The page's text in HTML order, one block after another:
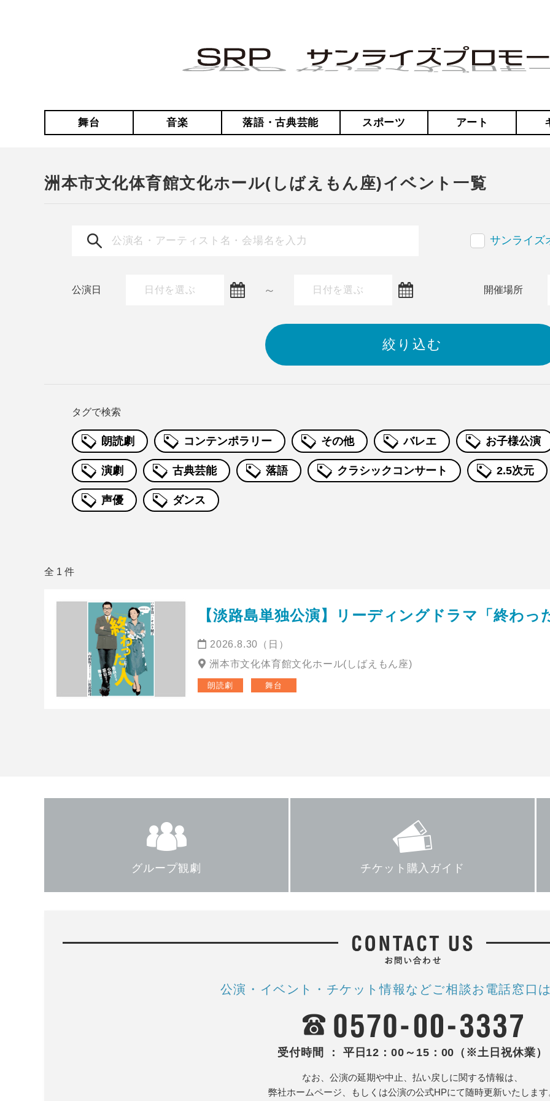
舞台 音楽 落語・古典芸能 スポーツ アート
洲本市文化体育館文化ホール(しばえもん座)イベント一覧
サンライズ
公演日 ～ 開催場所
タグで検索
朗読劇 コンテンポラリー その他 バレエ お子様公演
演劇 古典芸能 落語 クラシックコンサート 2.5次元
声優 ダンス
全 1 件
【淡路島単独公演】リーディングドラマ「終わっ
2026.8.30（日）
洲本市文化体育館文化ホール(しばえもん座)
朗読劇 舞台
グループ観劇 チケット購入ガイド
公演・イベント・チケット情報などご相談お電話窓口
受付時間 ： 平日12：00～15：00（※土日祝休業）
なお、公演の延期や中止、払い戻しに関する情報は、
弊社ホームページ、もしくは公演の公式HPにて随時更新いたします